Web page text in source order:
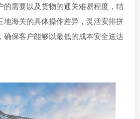
的需要以及货物的通关难易程度，结
地海关的具体操作差异，灵活安排拼
确保客户能够以最低的成本安全送达